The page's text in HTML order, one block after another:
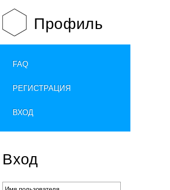
Профиль
FAQ
РЕГИСТРАЦИЯ
ВХОД
Вход